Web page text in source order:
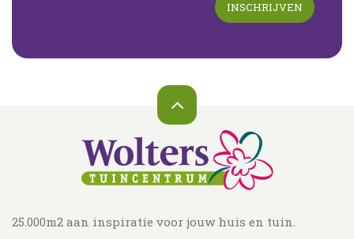
25.000m2 aan inspiratie voor jouw huis en tuin.